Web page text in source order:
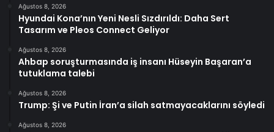
Ağustos 8, 2026
Hyundai Kona’nın Yeni Nesli Sızdırıldı: Daha Sert
Tasarım ve Pleos Connect Geliyor
Ağustos 8, 2026
Ahbap soruşturmasında iş insanı Hüseyin Başaran’a
tutuklama talebi
Ağustos 8, 2026
Trump: Şi ve Putin İran’a silah satmayacaklarını söyledi
Ağustos 8, 2026